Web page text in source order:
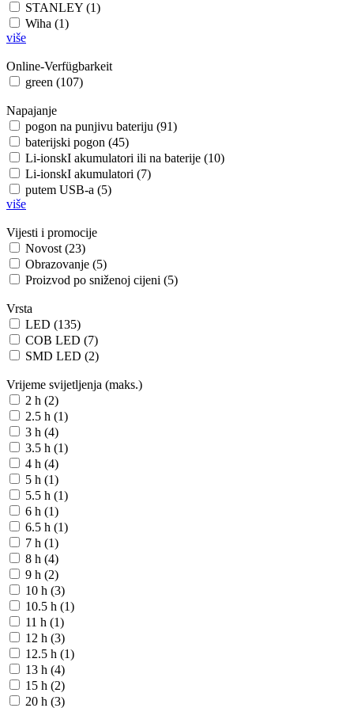
STANLEY (1)
Wiha (1)
više
Online-Verfügbarkeit
green (107)
Napajanje
pogon na punjivu bateriju (91)
baterijski pogon (45)
Li-ionskI akumulatori ili na baterije (10)
Li-ionskI akumulatori (7)
putem USB-a (5)
više
Vijesti i promocije
Novost (23)
Obrazovanje (5)
Proizvod po sniženoj cijeni (5)
Vrsta
LED (135)
COB LED (7)
SMD LED (2)
Vrijeme svijetljenja (maks.)
2 h (2)
2.5 h (1)
3 h (4)
3.5 h (1)
4 h (4)
5 h (1)
5.5 h (1)
6 h (1)
6.5 h (1)
7 h (1)
8 h (4)
9 h (2)
10 h (3)
10.5 h (1)
11 h (1)
12 h (3)
12.5 h (1)
13 h (4)
15 h (2)
20 h (3)